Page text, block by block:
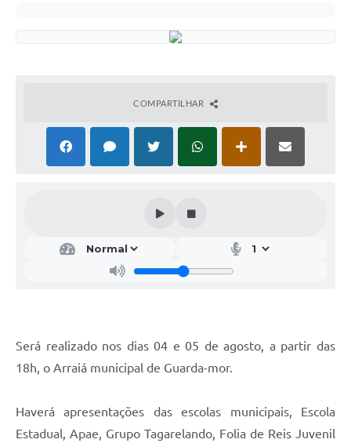
COMPARTILHAR
Será realizado nos dias 04 e 05 de agosto, a partir das
18h, o Arraiá municipal de Guarda-mor.
Haverá apresentações das escolas municipais, Escola
Estadual, Apae, Grupo Tagarelando, Folia de Reis Juvenil